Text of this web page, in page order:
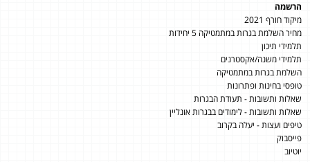
הרשמה
מיקוד חורף 2021
מחיר השלמת בגרות במתמטיקה 5 יחידות
תלמידי תיכון
תלמידי משנה/אקסטרנים
השלמת בגרות במתמטיקה
טופסי בחינות ופתרונות
שאלות ותשובות - תעודת הבגרות
שאלות ותשובות - לימודים בבגרות אונליין
טיפים ועצות - יעלה בקרוב
פייסבוק
יוטיוב